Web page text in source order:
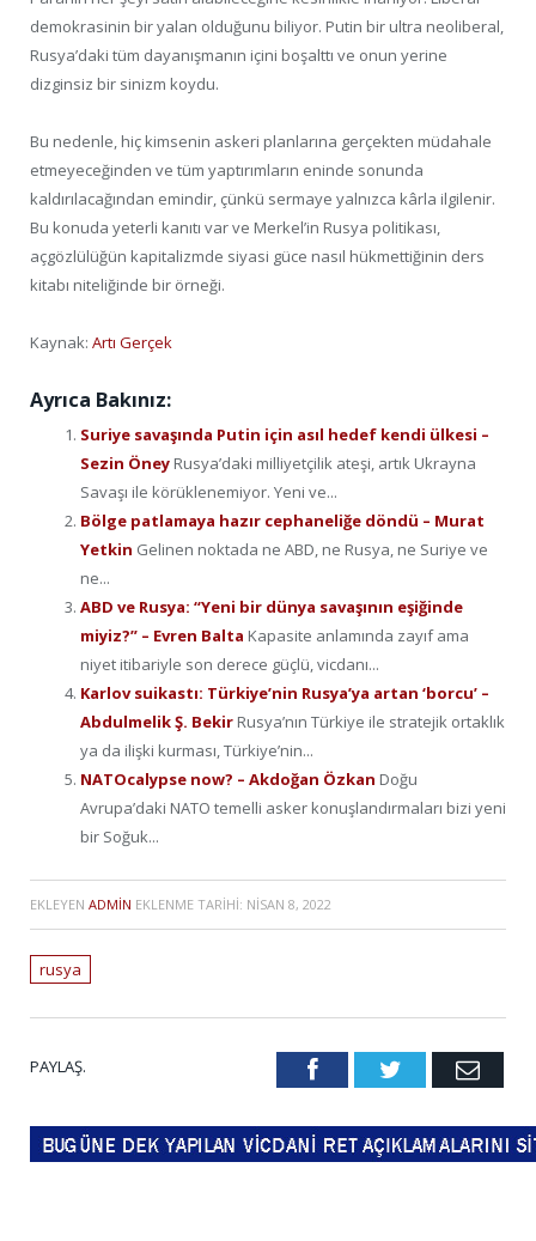
demokrasinin bir yalan olduğunu biliyor. Putin bir ultra neoliberal,
Rusya’daki tüm dayanışmanın içini boşalttı ve onun yerine
dizginsiz bir sinizm koydu.
Bu nedenle, hiç kimsenin askeri planlarına gerçekten müdahale
etmeyeceğinden ve tüm yaptırımların eninde sonunda
kaldırılacağından emindir, çünkü sermaye yalnızca kârla ilgilenir.
Bu konuda yeterli kanıtı var ve Merkel’in Rusya politikası,
açgözlülüğün kapitalizmde siyasi güce nasıl hükmettiğinin ders
kitabı niteliğinde bir örneği.
Kaynak: Artı Gerçek
Ayrıca Bakınız:
Suriye savaşında Putin için asıl hedef kendi ülkesi –
Sezin Öney Rusya’daki milliyetçilik ateşi, artık Ukrayna
Savaşı ile körüklenemiyor. Yeni ve...
Bölge patlamaya hazır cephaneliğe döndü – Murat
Yetkin Gelinen noktada ne ABD, ne Rusya, ne Suriye ve
ne...
ABD ve Rusya: “Yeni bir dünya savaşının eşiğinde
miyiz?” – Evren Balta Kapasite anlamında zayıf ama
niyet itibariyle son derece güçlü, vicdanı...
Karlov suikastı: Türkiye’nin Rusya’ya artan ‘borcu’ –
Abdulmelik Ş. Bekir Rusya’nın Türkiye ile stratejik ortaklık
ya da ilişki kurması, Türkiye’nin...
NATOcalypse now? – Akdoğan Özkan Doğu
Avrupa’daki NATO temelli asker konuşlandırmaları bizi yeni
bir Soğuk...
EKLEYEN ADMIN EKLENME TARIHI: NISAN 8, 2022
rusya
PAYLAŞ. FacebookTwitter Email